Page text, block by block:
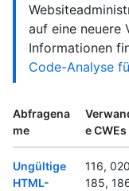
auf eine neuere
Informationen
Code-Analyse
Abfragena
me
e CWEs
Ungültige
HTML-
116,
185,